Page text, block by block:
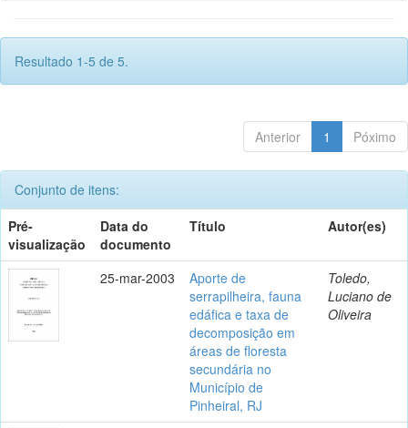
Resultado 1-5 de 5.
Anterior 1 Póximo
Conjunto de itens:
Pré-
visualização
Data do
documento
Título Autor(es)
25-mar-2003
Aporte de
serrapilheira, fauna
edáfica e taxa de
decomposição em
áreas de floresta
secundária no
Município de
Pinheiral, RJ
Toledo,
Luciano de
Oliveira